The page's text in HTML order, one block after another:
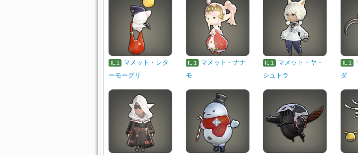
IL.1
マメット・レタ
ーモーグリ
IL.1
マメット・ナナ
モ
IL.1
マメット・ヤ・
シュトラ
IL.1
ダ